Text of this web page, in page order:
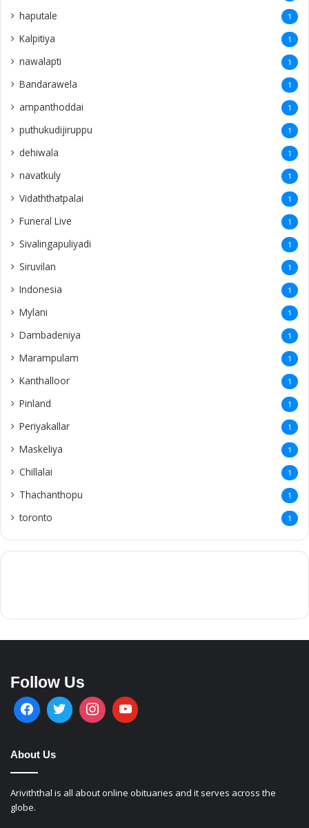
haputale 1
Kalpitiya 1
nawalapti 1
Bandarawela 1
ampanthoddai 1
puthukudijiruppu 1
dehiwala 1
navatkuly 1
Vidaththatpalai 1
Funeral Live 1
Sivalingapuliyadi 1
Siruvilan 1
Indonesia 1
Mylani 1
Dambadeniya 1
Marampulam 1
Kanthalloor 1
Pinland 1
Periyakallar 1
Maskeliya 1
Chillalai 1
Thachanthopu 1
toronto 1